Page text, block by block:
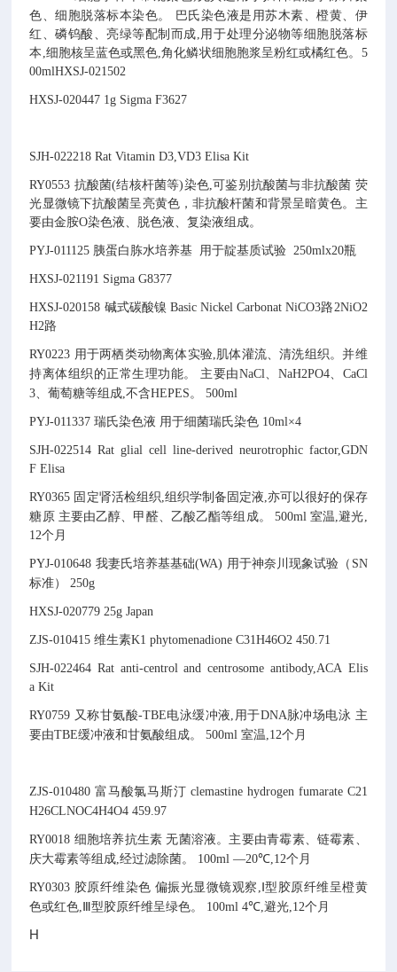
色、细胞脱落标本染色。
巴氏染色液是用苏木素、橙黄、伊
红、磷钨酸、亮绿等配制而成,用于处理分泌物等细胞脱落标
本,细胞核呈蓝色或黑色,角化鳞状细胞胞浆呈粉红或橘红色。5
00mlHXSJ-021502
HXSJ-020447 1g Sigma F3627
SJH-022218 Rat Vitamin D3,VD3 Elisa Kit
RY0553 抗酸菌(结核杆菌等)染色,可鉴别抗酸菌与非抗酸菌 荧
光显微镜下抗酸菌呈亮黄色，非抗酸杆菌和背景呈暗黄色。主
要由金胺O染色液、脱色液、复染液组成。
PYJ-011125 胰蛋白胨水培养基 用于靛基质试验 250mlx20瓶
HXSJ-021191 Sigma G8377
HXSJ-020158 碱式碳酸镍 Basic Nickel Carbonat NiCO3路2NiO2
H2路
RY0223 用于两栖类动物离体实验,肌体灌流、清洗组织。并维
持离体组织的正常生理功能。
主要由NaCl、NaH2PO4、CaCl
3、葡萄糖等组成,不含HEPES。
500ml
PYJ-011337 瑞氏染色液 用于细菌瑞氏染色 10ml×4
SJH-022514 Rat glial cell line-derived neurotrophic factor,GDN
F Elisa
RY0365 固定肾活检组织,组织学制备固定液,亦可以很好的保存
糖原 主要由乙醇、甲醛、乙酸乙酯等组成。 500ml 室温,避光,
12个月
PYJ-010648 我妻氏培养基基础(WA) 用于神奈川现象试验（SN
标准）
250g
HXSJ-020779 25g Japan
ZJS-010415 维生素K1 phytomenadione C31H46O2 450.71
SJH-022464 Rat anti-centrol and centrosome antibody,ACA Elis
a Kit
RY0759 又称甘氨酸-TBE电泳缓冲液,用于DNA脉冲场电泳 主
要由TBE缓冲液和甘氨酸组成。
500ml 室温,12个月
ZJS-010480 富马酸氯马斯汀 clemastine hydrogen fumarate C21
H26CLNOC4H4O4 459.97
RY0018 细胞培养抗生素 无菌溶液。主要由青霉素、链霉素、
庆大霉素等组成,经过滤除菌。
100ml —20℃,12个月
RY0303 胶原纤维染色 偏振光显微镜观察,Ⅰ型胶原纤维呈橙黄
色或红色,Ⅲ型胶原纤维呈绿色。
100ml 4℃,避光,12个月
H